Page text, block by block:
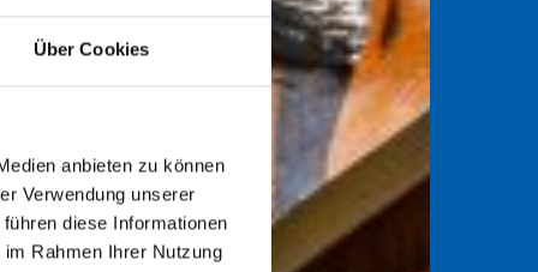
Über Cookies
anbieten zu können
Verwendung unserer
diese Informationen
Rahmen Ihrer Nutzung